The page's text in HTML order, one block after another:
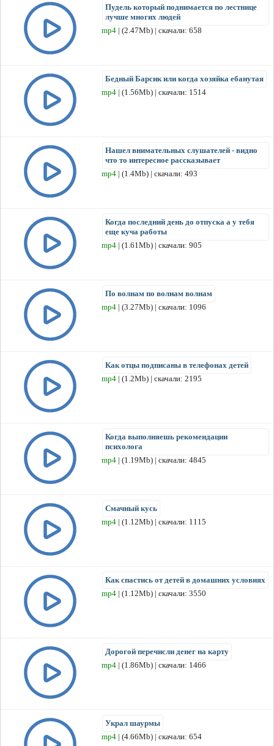
Пудель который поднимается по лестнице
лучше многих людей
mp4 | (2.47Mb) | скачали: 658
Бедный Барсик или когда хозяйка ебанутая
mp4 | (1.56Mb) | скачали: 1514
Нашел внимательных слушателей - видно
что то интересное рассказывает
mp4 | (1.4Mb) | скачали: 493
Когда последний день до отпуска а у тебя
еще куча работы
mp4 | (1.61Mb) | скачали: 905
По волнам по волнам волнам
mp4 | (3.27Mb) | скачали: 1096
Как отцы подписаны в телефонах детей
mp4 | (1.2Mb) | скачали: 2195
Когда выполняешь рекомендации
психолога
mp4 | (1.19Mb) | скачали: 4845
Смачный кусь
mp4 | (1.12Mb) | скачали: 1115
Как спастись от детей в домашних условиях
mp4 | (1.12Mb) | скачали: 3550
Дорогой перечисли денег на карту
mp4 | (1.86Mb) | скачали: 1466
Украл шаурмы
mp4 | (4.66Mb) | скачали: 654